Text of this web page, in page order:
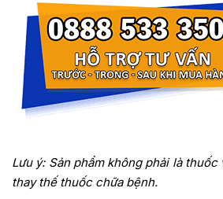
Lưu ý: Sản phẩm không phải là
thay thế thuốc chữa bệnh.